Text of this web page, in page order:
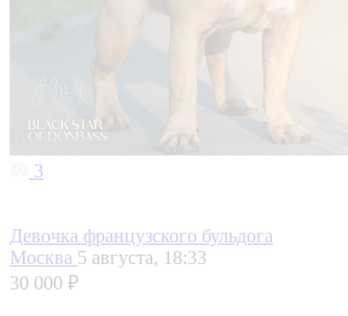
3
Девочка французского бульдога
Москва 5 августа, 18:33
30 000 ₽